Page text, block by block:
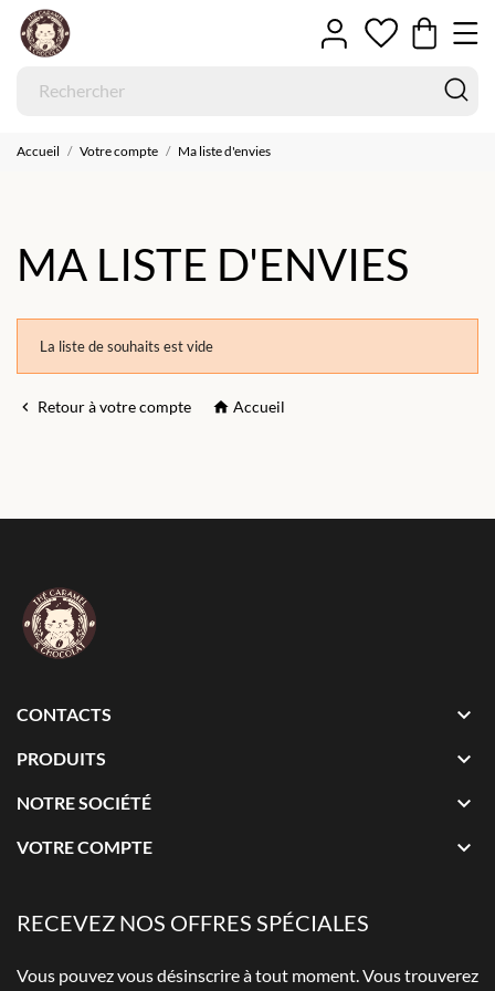
Accueil Votre compte Ma liste d'envies
MA LISTE D'ENVIES
La liste de souhaits est vide
 Retour à votre compte  Accueil
CONTACTS 
PRODUITS 
NOTRE SOCIÉTÉ 
VOTRE COMPTE 
RECEVEZ NOS OFFRES SPÉCIALES
Vous pouvez vous désinscrire à tout moment. Vous trouverez